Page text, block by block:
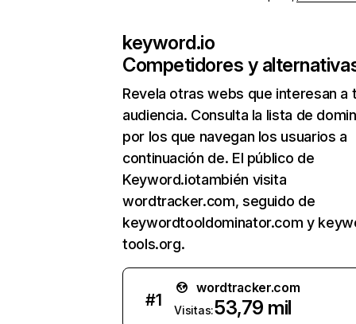
keyword.io
Competidores y
Revela otras webs que interesan a
audiencia. Consulta la lista de
por los que navegan los usuarios a
continuación de. El público de
Keyword.iotambién visita
wordtracker.com, seguido de
keywordtooldominator.com y
tools.org.
#1
wordtracker.com
Visitas:53,79 mil